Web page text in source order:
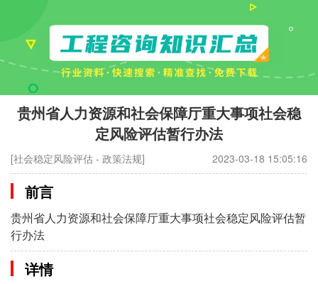
贵州省人力资源和社会保障厅重大事项社会稳
定风险评估暂行办法
[社会稳定风险评估 - 政策法规] 2023-03-18 15:05:16
前言
贵州省人力资源和社会保障厅重大事项社会稳定风险评估暂
行办法
详情